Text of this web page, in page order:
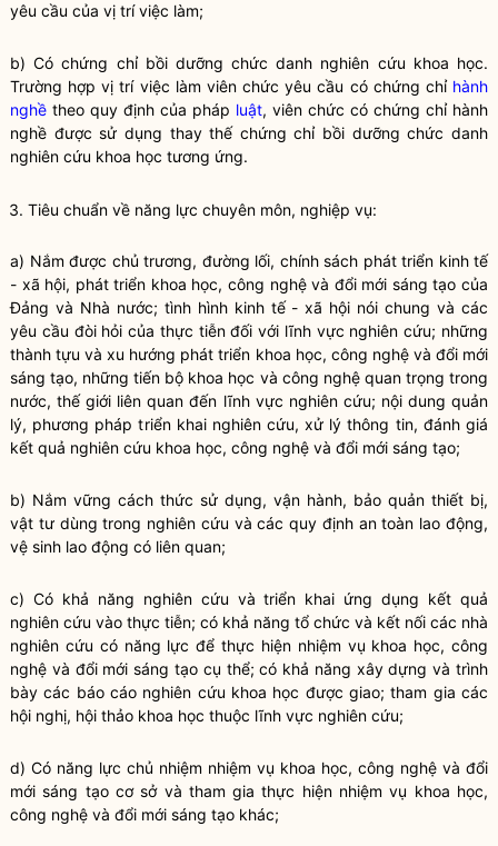
yêu cầu của vị trí việc làm;
b) Có chứng chỉ bồi dưỡng chức danh nghiên cứu khoa học.
Trường hợp vị trí việc làm viên chức yêu cầu có chứng chỉ hành
nghề theo quy định của pháp luật, viên chức có chứng chỉ hành
nghề được sử dụng thay thế chứng chỉ bồi dưỡng chức danh
nghiên cứu khoa học tương ứng.
3. Tiêu chuẩn về năng lực chuyên môn, nghiệp vụ:
a) Nắm được chủ trương, đường lối, chính sách phát triển kinh tế
- xã hội, phát triển khoa học, công nghệ và đổi mới sáng tạo của
Đảng và Nhà nước; tình hình kinh tế - xã hội nói chung và các
yêu cầu đòi hỏi của thực tiễn đối với lĩnh vực nghiên cứu; những
thành tựu và xu hướng phát triển khoa học, công nghệ và đổi mới
sáng tạo, những tiến bộ khoa học và công nghệ quan trọng trong
nước, thế giới liên quan đến lĩnh vực nghiên cứu; nội dung quản
lý, phương pháp triển khai nghiên cứu, xử lý thông tin, đánh giá
kết quả nghiên cứu khoa học, công nghệ và đổi mới sáng tạo;
b) Nắm vững cách thức sử dụng, vận hành, bảo quản thiết bị,
vật tư dùng trong nghiên cứu và các quy định an toàn lao động,
vệ sinh lao động có liên quan;
c) Có khả năng nghiên cứu và triển khai ứng dụng kết quả
nghiên cứu vào thực tiễn; có khả năng tổ chức và kết nối các nhà
nghiên cứu có năng lực để thực hiện nhiệm vụ khoa học, công
nghệ và đổi mới sáng tạo cụ thể; có khả năng xây dựng và trình
bày các báo cáo nghiên cứu khoa học được giao; tham gia các
hội nghị, hội thảo khoa học thuộc lĩnh vực nghiên cứu;
d) Có năng lực chủ nhiệm nhiệm vụ khoa học, công nghệ và đổi
mới sáng tạo cơ sở và tham gia thực hiện nhiệm vụ khoa học,
công nghệ và đổi mới sáng tạo khác;